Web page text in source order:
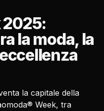
2025:
la moda, la
la capitale della
Week, tra